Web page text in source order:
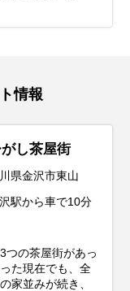
情報
し茶屋街
県金沢市東山
駅から車で10分
つの茶屋街があっ
た現在でも、全
家並みが続き、